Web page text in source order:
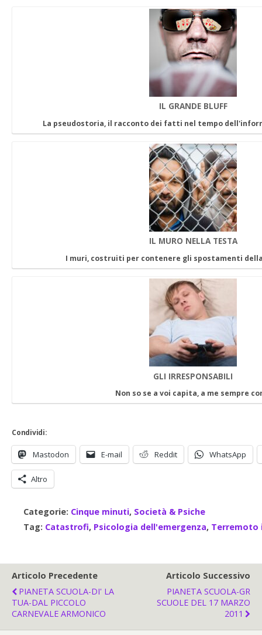
IL GRANDE BLUFF
La pseudostoria, il racconto dei fatti nel tempo
IL MURO NELLA TESTA
I muri, costruiti per contenere gli spostamenti
GLI IRRESPONSABILI
Non so se a voi capita, a me sempre
Condividi:
Mastodon E-mail Reddit WhatsApp
Altro
Categorie: Cinque minuti, Società & Psiche
Tag: Catastrofi, Psicologia dell'emergenza, Terremoto
Articolo Precedente
PIANETA SCUOLA-DI' LA
TUA-DAL PICCOLO
CARNEVALE ARMONICO
Articolo Successivo
PIANETA SCUOLA-GR
SCUOLE DEL 17 MARZO
2011